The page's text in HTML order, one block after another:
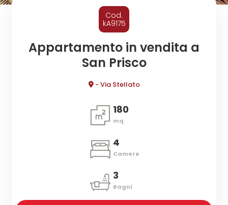
Cod.
kA9175
Appartamento in vendita a
San Prisco
- Via Stellato
180
mq
4
Camere
3
Bagni
Comune